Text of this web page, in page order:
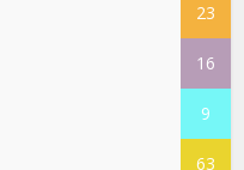
23
16
9
63